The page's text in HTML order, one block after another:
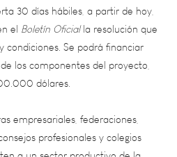
Se podrá financiar
los componentes del proyecto,
dólares.
federaciones,
profesionales y colegios
a un sector productivo de la